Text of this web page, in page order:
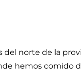
norte de la
hemos comido